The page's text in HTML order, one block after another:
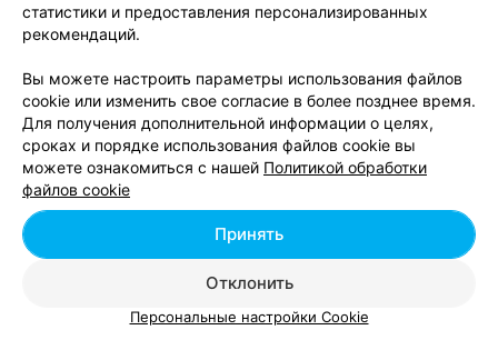
Пользовательское соглашение
Связаться по вопросам сотрудничества
Написать руководителю relax.by
Персональные настройки cookie
Обработка персональных данных
© 2026 ООО «Артокс Лаб», УНП 191700409, регистрирующий орган -
| 220012, Республика Беларусь, г. Минск,
статистики и предоставления персонализированных
рекомендаций.
Вы можете настроить параметры использования файлов
cookie или изменить свое согласие в более позднее время.
Для получения дополнительной информации о целях,
сроках и порядке использования файлов cookie вы
можете ознакомиться с нашей Политикой обработки
файлов cookie
Отклонить
Принять
Персональные настройки Cookie